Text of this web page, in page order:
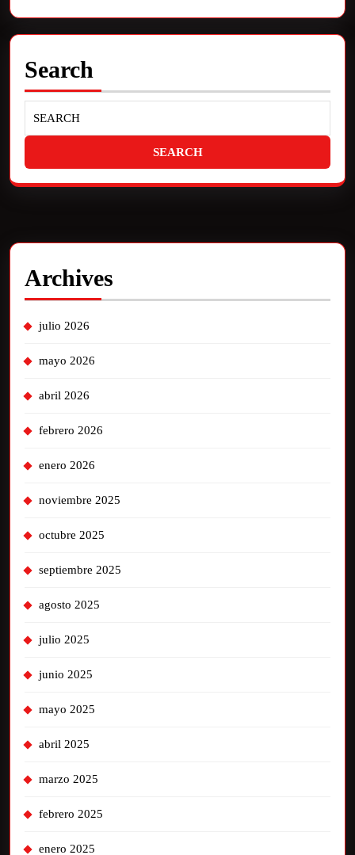
Search
Archives
julio 2026
mayo 2026
abril 2026
febrero 2026
enero 2026
noviembre 2025
octubre 2025
septiembre 2025
agosto 2025
julio 2025
junio 2025
mayo 2025
abril 2025
marzo 2025
febrero 2025
enero 2025